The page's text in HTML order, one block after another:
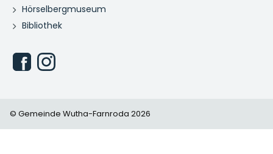
Hörselbergmuseum
Bibliothek
© Gemeinde Wutha-Farnroda 2026